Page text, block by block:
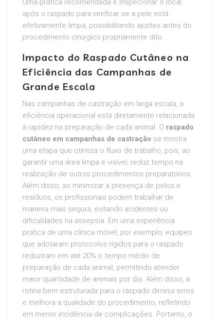
Uma prática recomendada é inspecionar o local
após o raspado para verificar se a pele está
efetivamente limpa, possibilitando ajustes antes do
procedimento cirúrgico propriamente dito.
Impacto do Raspado Cutâneo na
Eficiência das Campanhas de
Grande Escala
Nas campanhas de castração em larga escala, a
eficiência operacional está diretamente relacionada
à rapidez na preparação de cada animal. O raspado
cutâneo em campanhas de castração se mostra
uma etapa que otimiza o fluxo de trabalho, pois, ao
garantir uma área limpa e visível, reduz tempo na
realização de outros procedimentos preparatórios.
Além disso, ao minimizar a presença de pelos e
resíduos, os profissionais podem trabalhar de
maneira mais segura, evitando acidentes ou
dificuldades na assepsia. Em uma experiência
prática de uma clínica móvel, por exemplo, equipes
que adotaram protocolos rígidos para o raspado
reduziram em até 20% o tempo médio de
preparação de cada animal, permitindo atender
maior quantidade de animais por dia. Além disso, a
rotina bem estruturada para o raspado diminui erros
e melhora a qualidade do procedimento, refletindo
em menor incidência de complicações. Portanto, o